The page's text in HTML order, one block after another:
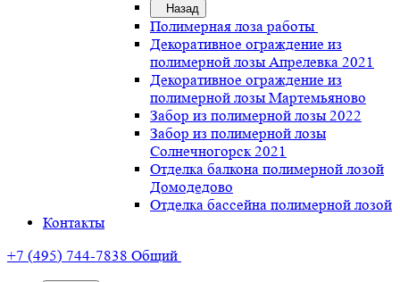
Назад
Полимерная лоза работы
Декоративное ограждение из
полимерной лозы Апрелевка 2021
Декоративное ограждение из
полимерной лозы Мартемьяново
Забор из полимерной лозы 2022
Забор из полимерной лозы
Солнечногорск 2021
Отделка балкона полимерной лозой
Домодедово
Отделка бассейна полимерной лозой
Контакты
+7 (495) 744-7838 Общий